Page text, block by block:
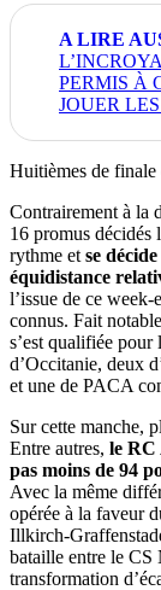
PERMIS À
JOUER
Huitièmes de finale
Contrairement à la
16 promus décidés
rythme et se
équidistance
l’issue de ce
connus. Fait
s’est qualifiée
d’Occitanie, deux
et une de PACA
Sur cette manche,
Entre autres, le RC
pas moins de 94
Avec la même
opérée à la faveur
Illkirch-
bataille entre le CS
transformation